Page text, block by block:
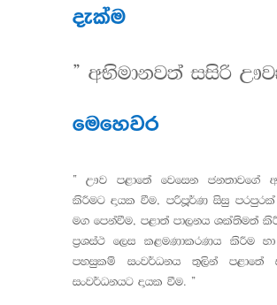
දැක්ම
” අභිමානවත් සසිරි
මෙහෙවර
“ ඌව පළාතේ වෙසෙන ජනතාවගේ
කිරීමට දායක වීම, පරිපූර්ණ සිසු
මග පෙන්වීම, පළාත් පාලනය ශක්තිමත්
ප්‍රශස්ථ ලෙස කළමණාකරණය කිරීම හා
පහසුකම් සංවර්ධනය තුලින් පළාතේ
සංවර්ධනයට දායක වීම. ”